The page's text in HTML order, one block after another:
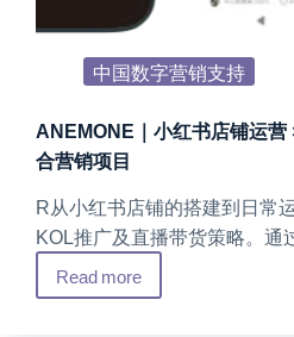
牌
提
升
目
中国数字营销支持
ANEMONE｜小红书店铺运
合营销项目
R从小红书店铺的搭建到日常
KOL推广及直播带货策略。
Read more
ANEMONE